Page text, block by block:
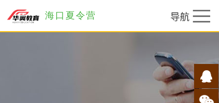
海口夏令营